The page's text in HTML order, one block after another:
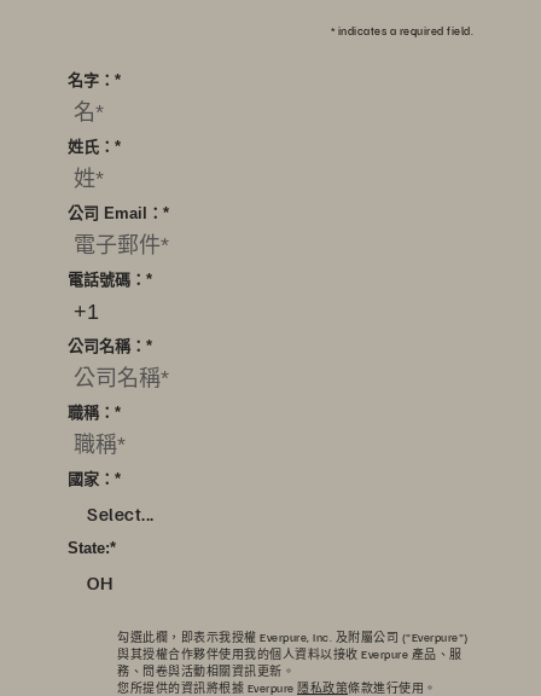
* indicates a required field.
*
名字：
*
姓氏：
*
公司 Email：
*
電話號碼：
*
公司名稱：
*
職稱：
*
國家：
Select...
*
State:
OH
勾選此欄，即表示我授權 Everpure, Inc. 及附屬公司 ("Everpure")
與其授權合作夥伴使用我的個人資料以接收 Everpure 產品、服
務、問卷與活動相關資訊更新。
您所提供的資訊將根據 Everpure 隱私政策條款進行使用。